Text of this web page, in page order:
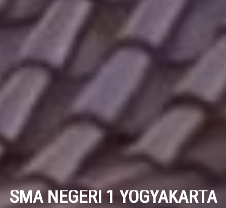
SMA NEGERI 1 YOGYAKARTA